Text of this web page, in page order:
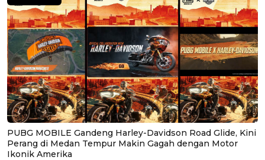
PUBG MOBILE Gandeng Harley-Davidson Road Glide, Kini
Perang di Medan Tempur Makin Gagah dengan Motor
Ikonik Amerika